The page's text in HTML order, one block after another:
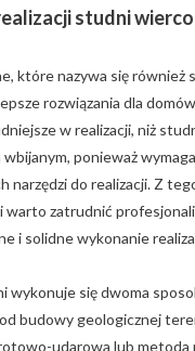
studni
które nazywa się również
rozwiązania dla
w realizacji, niż
ponieważ
narzędzi do realizacji. Z
warto zatrudnić
i solidne wykonanie
wykonuje się dwoma
budowy geologicznej
udarowa lub metoda